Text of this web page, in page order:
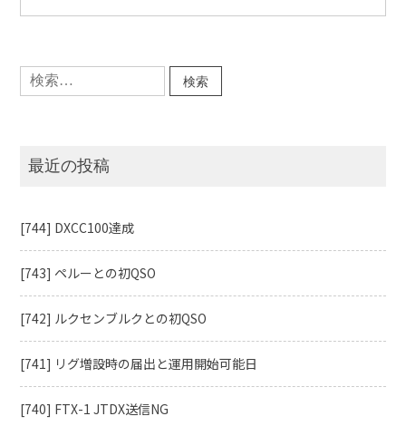
止
中』
に
検
索:
最近の投稿
[744] DXCC100達成
[743] ペルーとの初QSO
[742] ルクセンブルクとの初QSO
[741] リグ増設時の届出と運用開始可能日
[740] FTX-1 JTDX送信NG